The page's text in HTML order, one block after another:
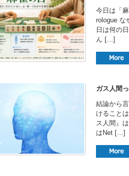
今日は「
rologue な
日は何の
ん […]
ガス人間
結論から
けること
ス人間』
はNet […]